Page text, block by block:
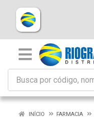
INÍCIO FARMACIA